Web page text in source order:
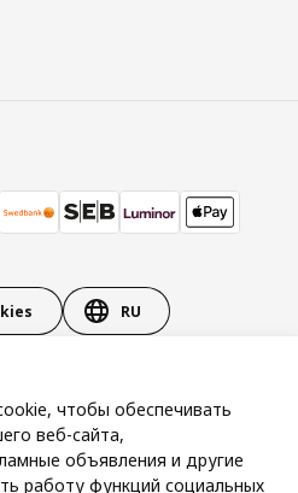
RU
файлов cookie
чтобы обеспечивать
веб-сайта,
объявления и другие
работу функций социальных